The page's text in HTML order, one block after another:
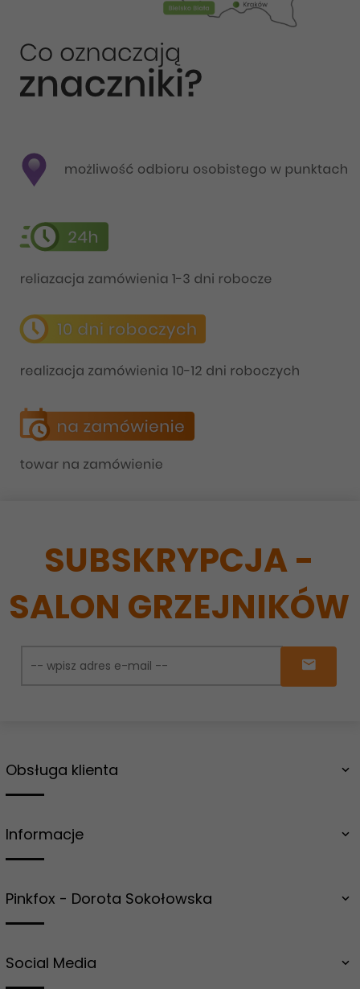
SUBSKRYPCJA -
SALON GRZEJNIKÓW
Obsługa klienta
Informacje
Pinkfox - Dorota Sokołowska
Social Media